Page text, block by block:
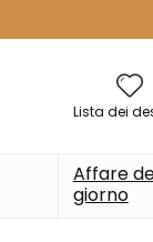
Lista dei
Affare
giorno